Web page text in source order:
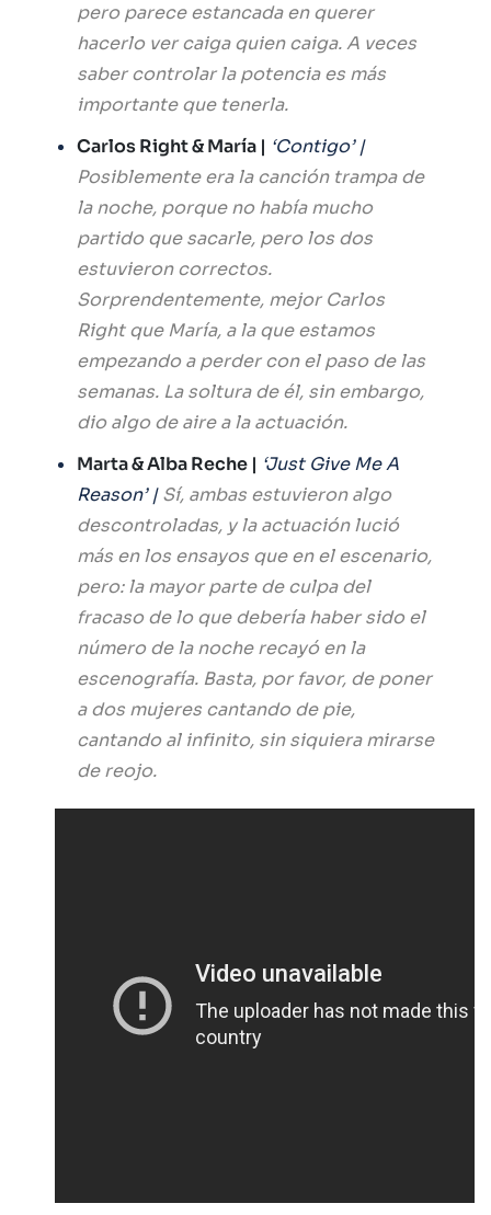
pero parece estancada en querer
hacerlo ver caiga quien caiga. A veces
saber controlar la potencia es más
importante que tenerla.
Carlos Right & María | ‘Contigo’ |
Posiblemente era la canción trampa de
la noche, porque no había mucho
partido que sacarle, pero los dos
estuvieron correctos.
Sorprendentemente, mejor Carlos
Right que María, a la que estamos
empezando a perder con el paso de las
semanas. La soltura de él, sin embargo,
dio algo de aire a la actuación.
Marta & Alba Reche | ‘Just Give Me A
Reason’ |Sí, ambas estuvieron algo
descontroladas, y la actuación lució
más en los ensayos que en el escenario,
pero: la mayor parte de culpa del
fracaso de lo que debería haber sido el
número de la noche recayó en la
escenografía. Basta, por favor, de poner
a dos mujeres cantando de pie,
cantando al infinito, sin siquiera mirarse
de reojo.